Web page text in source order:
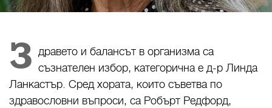
З дравето и балансът в организма са
съзнателен избор, категорична е д-р Линда
Ланкастър. Сред хората, които съветва по
здравословни въпроси, са Робърт Редфорд,